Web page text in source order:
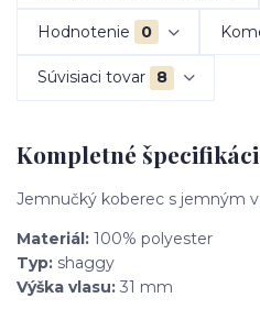
Hodnotenie 0
Súvisiaci tovar 8
Kompletné
Jemnučký koberec s jemným
Materiál: 100% polyester
Typ: shaggy
Výška vlasu: 31 mm